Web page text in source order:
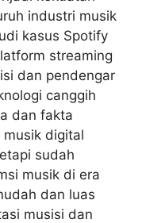
industri musik
kasus Spotify
streaming
dan pendengar
canggih
dan fakta
digital
sudah
musik di era
dan luas
musisi dan